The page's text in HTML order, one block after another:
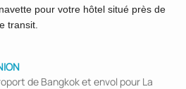
pour votre hôtel situé près de
transit.
de Bangkok et envol pour La